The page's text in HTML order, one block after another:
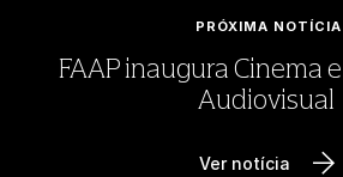
PRÓXIMA NOTÍCIA
FAAP inaugura Cinema
Audiovisual
Ver notícia